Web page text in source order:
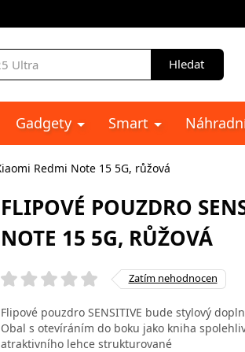
Hledat
Gadgety Smart
Redmi Note 15 5G, růžová
FLIPOVÉ POUZDRO
NOTE 15 5G, RŮŽOVÁ
Zatím nehodnocen
Flipové pouzdro SENSITIVE bude stylový
Obal s otevíráním do boku jako kniha
atraktivního lehce strukturované